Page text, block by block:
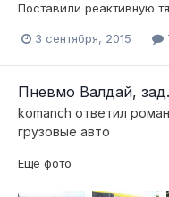
Поставили реактивную
3 сентября, 2015
Пневмо Валдай, зад.
komanch ответил
грузовые авто
Еще фото